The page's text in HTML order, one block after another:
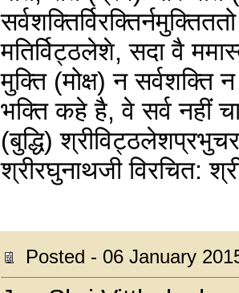
मतिर्विट्ठलेशे, सदा वै
मुक्ति (मोक्ष) न सर्वशक्ति
भक्ति कहे है, वे सर्व नहीं
(बुद्धि)
श्रीरघुनाथजी विरचित:
Posted - 06 January